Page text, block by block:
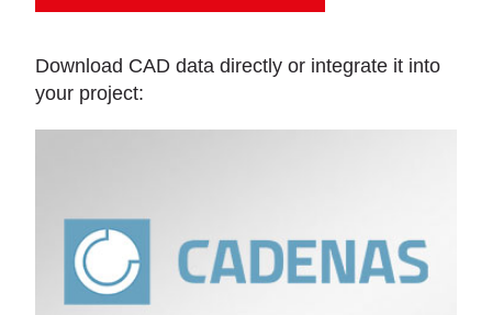
Download CAD data directly or integrate it into
your project: